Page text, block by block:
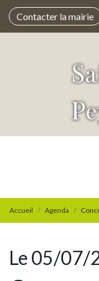
Contacter la mairie
Accueil Agenda
Le 05/07/